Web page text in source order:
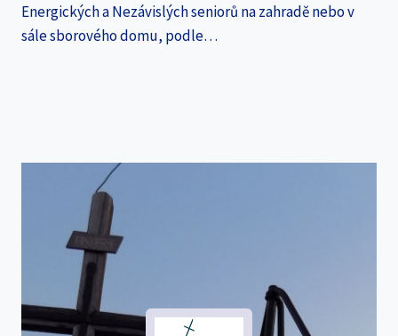
Energických a Nezávislých seniorů na zahradě nebo v
sále sborového domu, podle…